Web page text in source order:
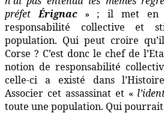
préfetÉrignac » ; ilmet en
responsabilité collective et
population. Qui peut croire
Corse ? C’est donc le chef de
notion de responsabilité
celle-ci a existé dans
Associer cet assassinat et «
toute une population. Qui pourrait